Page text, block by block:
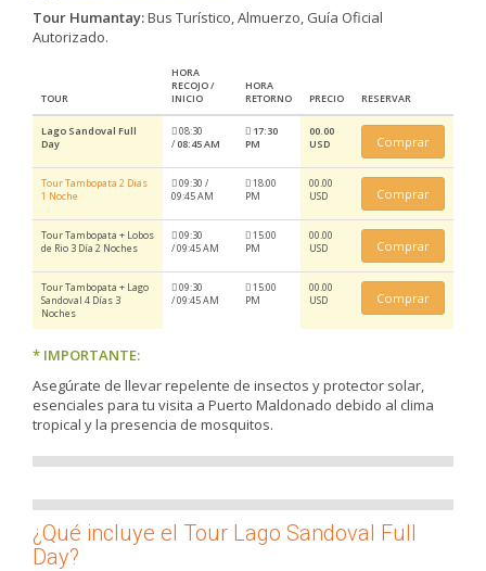
Tour Humantay:Bus Turístico, Almuerzo, Guía Oficial
Autorizado.
TOUR
HORA
RECOJO /
INICIO
HORA
RETORNO
PRECIO RESERVAR
Lago Sandoval Full
Day
08:30
/ 08:45 AM
17:30
PM
00.00
USD
Comprar
Tour Tambopata 2 Dias
1 Noche
09:30 /
09:45 AM
18:00
PM
00.00
USD
Comprar
Tour Tambopata + Lobos
de Rio 3 Día 2 Noches
09:30
/09:45 AM
15:00
PM
00.00
USD
Comprar
Tour Tambopata + Lago
Sandoval 4 Días 3
Noches
09:30
/09:45 AM
15:00
PM
00.00
USD
Comprar
* IMPORTANTE:
Asegúrate de llevar repelente de insectos y protector solar,
esenciales para tu visita a Puerto Maldonado debido al clima
tropical y la presencia de mosquitos.
¿Qué incluye el Tour Lago Sandoval Full
Day?